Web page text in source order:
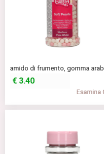
amido di frumento, gomma
€ 3.40
Esamina